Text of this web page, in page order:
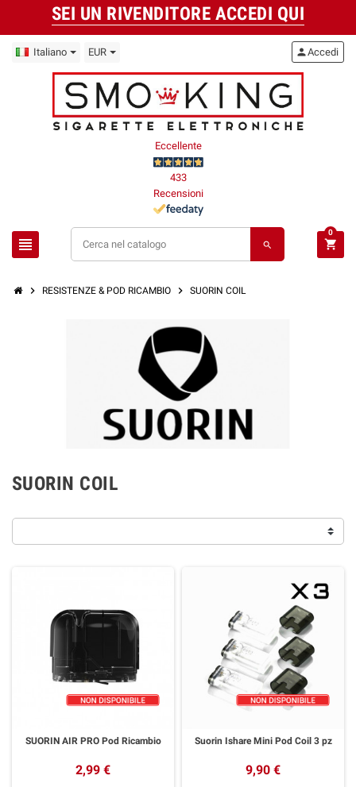
SEI UN RIVENDITORE ACCEDI QUI
Italiano EUR
Eccellente
433
Recensioni
view_headline search
personAccedi
shopping_cart
0
chevron_right RESISTENZE & POD RICAMBIO chevron_right SUORIN COIL
SUORIN COIL
SUORIN AIR PRO Pod Ricambio
2,99 €
Suorin Ishare Mini Pod Coil 3 pz
9,90 €